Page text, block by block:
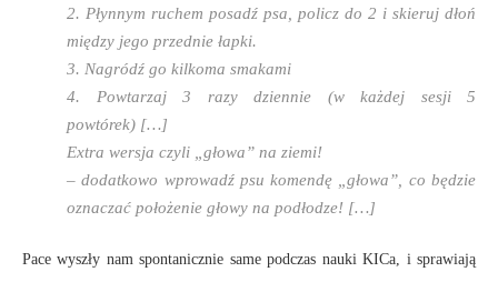
2. Płynnym ruchem posadź psa, policz do 2 i skieruj dłoń
między jego przednie łapki.
3. Nagródź go kilkoma smakami
4. Powtarzaj 3 razy dziennie (w każdej sesji 5
powtórek) […]
Extra wersja czyli „głowa” na ziemi!
– dodatkowo wprowadź psu komendę „głowa”, co będzie
oznaczać położenie głowy na podłodze! […]
Pace wyszły nam spontanicznie same podczas nauki KICa, i sprawiają